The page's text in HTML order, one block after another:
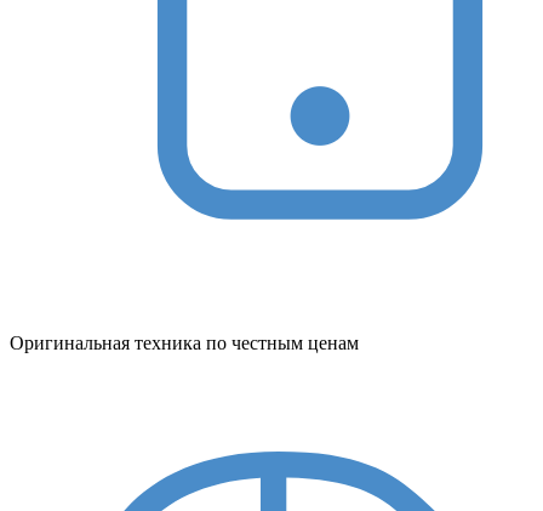
Оригинальная техника по честным ценам